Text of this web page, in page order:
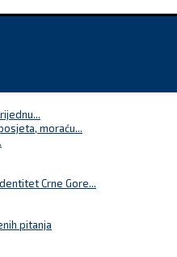
moraću...
Crne Gore...
pitanja